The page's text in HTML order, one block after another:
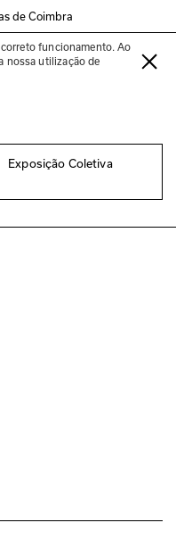
de Coimbra
funcionamento. Ao
nossa utilização de
Exposição Coletiva